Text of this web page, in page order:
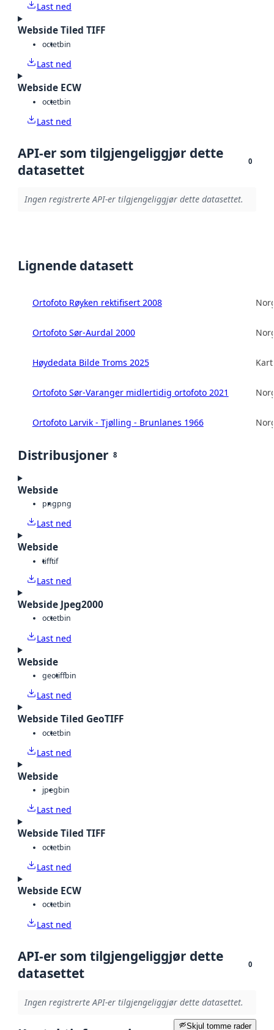
Last ned
Webside Tiled TIFF
octetbin
Last ned
Webside ECW
octetbin
Last ned
API-er som tilgjengeliggjør dette
datasettet
0
Ingen registrerte API-er tilgjengeliggjør dette datasettet.
Lignende datasett
Ortofoto Røyken rektifisert 2008
Ortofoto Sør-Aurdal 2000
Høydedata Bilde Troms 2025
Ortofoto Sør-Varanger midlertidig ortofoto 2021
Ortofoto Larvik - Tjølling - Brunlanes 1966
Distribusjoner 8
Webside
pngpng
Last ned
Webside
tifftif
Last ned
Webside Jpeg2000
octetbin
Last ned
Webside
geotiffbin
Last ned
Webside Tiled GeoTIFF
octetbin
Last ned
Webside
jpegbin
Last ned
Webside Tiled TIFF
octetbin
Last ned
Webside ECW
octetbin
Last ned
API-er som tilgjengeliggjør dette
datasettet
0
Ingen registrerte API-er tilgjengeliggjør dette datasettet.
Skjul tomme rader